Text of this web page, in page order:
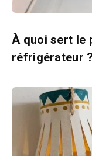
À quoi sert le
réfrigérateur ?